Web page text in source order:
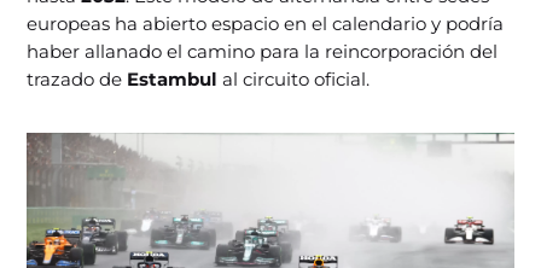
europeas ha abierto espacio en el calendario y podría
haber allanado el camino para la reincorporación del
trazado de Estambul al circuito oficial.